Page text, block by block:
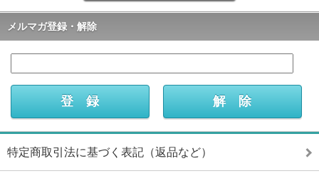
メルマガ登録・解除
特定商取引法に基づく表記（返品など）